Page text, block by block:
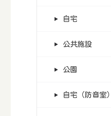
自宅
公共施設
公園
自宅（防音室）